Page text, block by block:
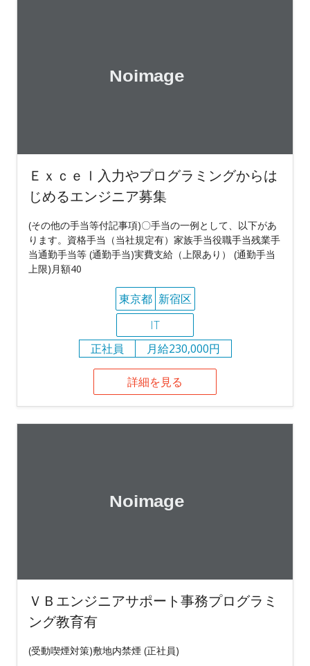
Ｅｘｃｅｌ入力やプログラミングからは
じめるエンジニア募集
(その他の手当等付記事項)〇手当の一例として、以下があ
ります。資格手当（当社規定有）家族手当役職手当残業手
当通勤手当等 (通勤手当)実費支給（上限あり） (通勤手当
上限)月額40
東京都 新宿区
IT
正社員
月給230,000円
詳細を見る
ＶＢエンジニアサポート事務プログラミ
ング教育有
(受動喫煙対策)敷地内禁煙 (正社員)